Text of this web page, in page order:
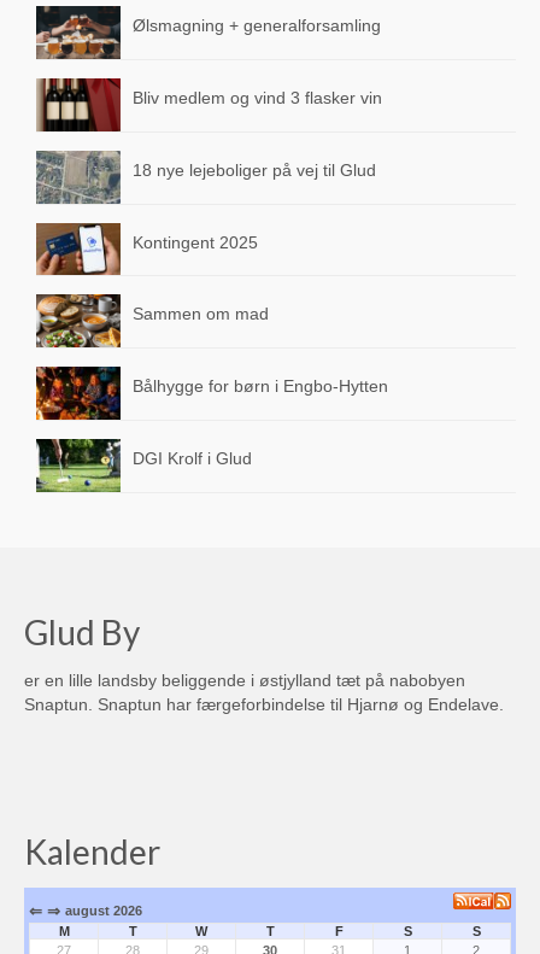
Byggegrunde
Hjertestarter i området
Transport
Busforbindelser
Sejlplan til Endelave
Arkiv
Tilflytter
Links
La Rosa Pizzeria
Sejet Pizza & Grill
Vignetten Vinimport
Snaptun Frugtplantage
Ølsmagning + generalforsamling
Bliv medlem og vind 3 flasker vin
18 nye lejeboliger på vej til Glud
Kontingent 2025
Sammen om mad
Bålhygge for børn i Engbo-Hytten
DGI Krolf i Glud
Glud By
er en lille landsby beliggende i østjylland tæt på nabobyen
Snaptun. Snaptun har færgeforbindelse til Hjarnø og Endelave.
Kalender
⇐ ⇒ august 2026
M
T W T F S
S
27
28 29 30 31 1 2